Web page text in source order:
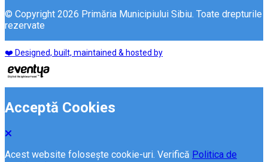
© Copyright 2026 Primăria Municipiului Sibiu. Toate drepturile
rezervate
❤️ Designed, built, maintained & hosted by
Acceptă Cookies
Acest website folosește cookie-uri. Verifică Politica de